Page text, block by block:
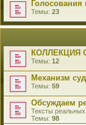
Голосования
Темы: 23
КОЛЛЕКЦИЯ
Темы: 12
Механизм
Темы: 59
Обсуждаем
Тексты
Темы: 98